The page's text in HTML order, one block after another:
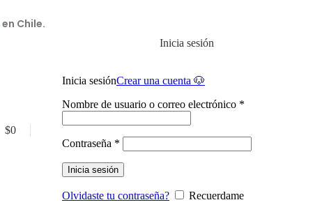
en Chile.
$0
Inicia sesión
Inicia sesiónCrear una cuenta 🐶
Nombre de usuario o correo electrónico *
Contraseña *
Inicia sesión
Olvidaste tu contraseña? Recuerdame